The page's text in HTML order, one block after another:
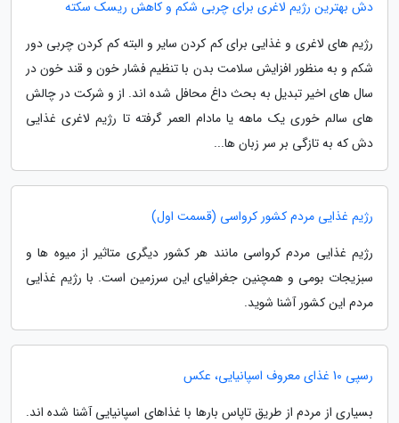
دش بهترین رژیم لاغری برای چربی شکم و کاهش ریسک سکته
رژیم های لاغری و غذایی برای کم کردن سایر و البته کم کردن چربی دور
شکم و به منظور افزایش سلامت بدن با تنظیم فشار خون و قند خون در
سال های اخیر تبدیل به بحث داغ محافل شده اند. از و شرکت در چالش
های سالم خوری یک ماهه یا مادام العمر گرفته تا رژیم لاغری غذایی
دش که به تازگی بر سر زبان ها...
رژیم غذایی مردم کشور کرواسی (قسمت اول)
رژیم غذایی مردم کرواسی مانند هر کشور دیگری متاثیر از میوه ها و
سبزیجات بومی و همچنین جغرافیای این سرزمین است. با رژیم غذایی
مردم این کشور آشنا شوید.
رسپی 10 غذای معروف اسپانیایی، عکس
بسیاری از مردم از طریق تاپاس بارها با غذاهای اسپانیایی آشنا شده اند.